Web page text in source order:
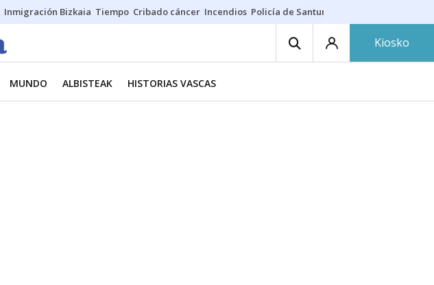
Inmigración Bizkaia Tiempo Cribado cáncer Incendios Policía de Santurtzi
Kiosko
MUNDO ALBISTEAK HISTORIAS VASCAS